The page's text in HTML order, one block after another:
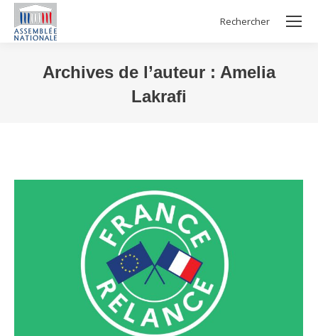
Search:
Rechercher
Archives de l’auteur : Amelia
Lakrafi